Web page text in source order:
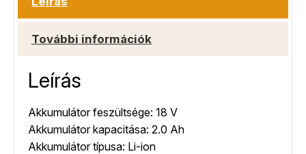
További információk
Leírás
Akkumulátor feszültsége: 18 V
Akkumulátor kapacitása: 2.0 Ah
Akkumulátor típusa: Li-ion